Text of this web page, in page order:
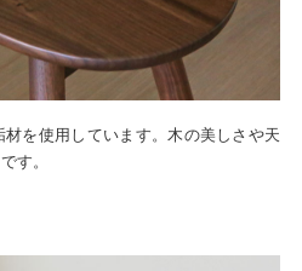
を使用しています。木の美しさや天
す。